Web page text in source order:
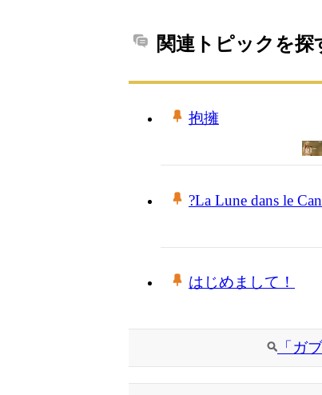
関連トピックを探
抱擁
?La Lune dans le
はじめまして！
「ガ